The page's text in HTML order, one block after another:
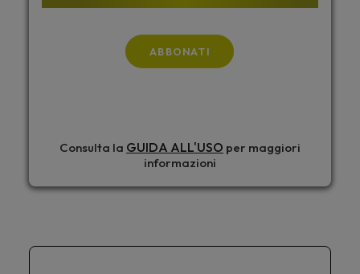
ABBONATI
Consulta la GUIDA ALL'USO per maggiori
informazioni